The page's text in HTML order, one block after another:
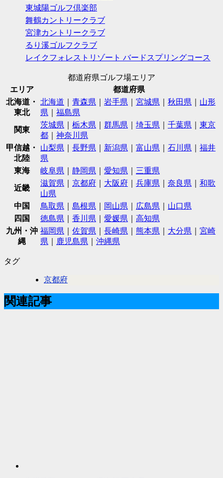
東城陽ゴルフ倶楽部
舞鶴カントリークラブ
宮津カントリークラブ
るり溪ゴルフクラブ
レイクフォレストリゾート バードスプリングコース
都道府県ゴルフ場エリア
エリア
都道府県
北海道・
東北
北海道 青森県 岩手県 宮城県 秋田県
山形
県
福島県
関東
茨城県 栃木県 群馬県 埼玉県 千葉県
東京
都
神奈川県
甲信越・
北陸
山梨県 長野県 新潟県 富山県 石川県
福井
県
東海
岐阜県 静岡県 愛知県 三重県
近畿
滋賀県 京都府 大阪府 兵庫県 奈良県
和歌
山県
中国
鳥取県 島根県 岡山県 広島県
山口県
四国
徳島県 香川県 愛媛県
高知県
九州・沖
縄
福岡県 佐賀県 長崎県 熊本県 大分県
宮崎
県
鹿児島県 沖縄県
タグ
京都府
関連記事